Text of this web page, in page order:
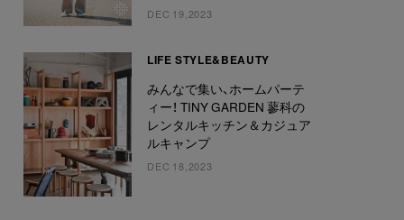
DEC 19,2023
LIFE STYLE&BEAUTY
みんなで集い、ホームパーテ
ィー！ TINY GARDEN 蓼科の
レンタルキッチン＆カジュア
ルキャンプ
DEC 18,2023